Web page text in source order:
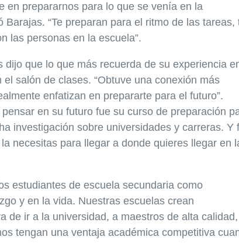
en prepararnos para lo que se venía en la
“Te preparan para el ritmo de las tareas,
las personas en la escuela”.
que lo que más recuerda de su experiencia
salón de clases. “Obtuve una conexión más
enfatizan en prepararte para el futuro”.
en su futuro fue su curso de preparación
investigación sobre universidades y carreras. Y
necesitas para llegar a donde quieres llegar en
estudiantes de escuela secundaria como
y en la vida. Nuestras escuelas crean
de ir a la universidad, a maestros de alta
tengan una ventaja académica competitiva